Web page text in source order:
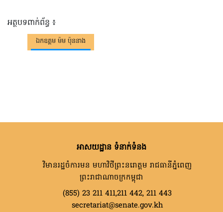
អត្ថបទពាក់ព័ន្ធ ៖
ឯកឧត្តម ម៉ម ប៉ុននាង
អាសយដ្ឋាន ទំនាក់ទំនង
វិមានរដ្ឋចំការមន មហាវិថីព្រះនរោត្តម រាជធានីភ្នំពេញ
ព្រះរាជាណាចក្រកម្ពុជា
(855) 23 211 411,211 442, 211 443
secretariat@senate.gov.kh